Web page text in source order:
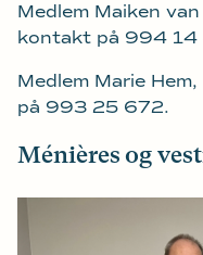
Medlem Maiken
kontakt på 994 14
Medlem Marie Hem,
på 993 25 672.
Ménières og